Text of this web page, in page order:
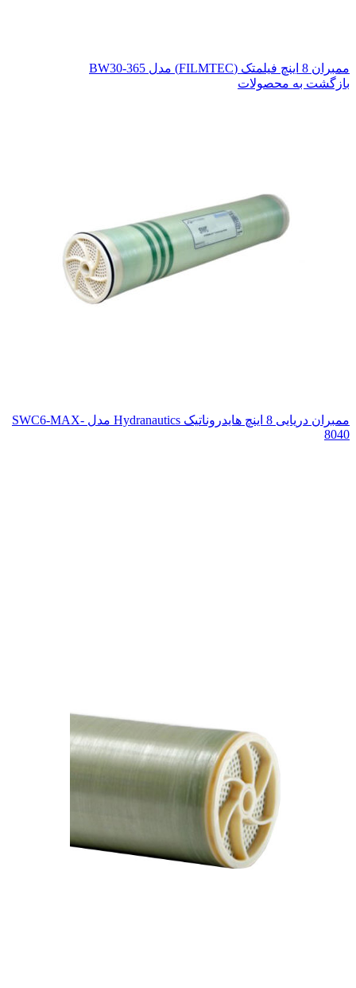
ممبران 8 اینچ فیلمتک (FILMTEC) مدل BW30-365
بازگشت به محصولات
ممبران دریایی 8 اینچ هایدروناتیک Hydranautics مدل SWC6-MAX-
8040